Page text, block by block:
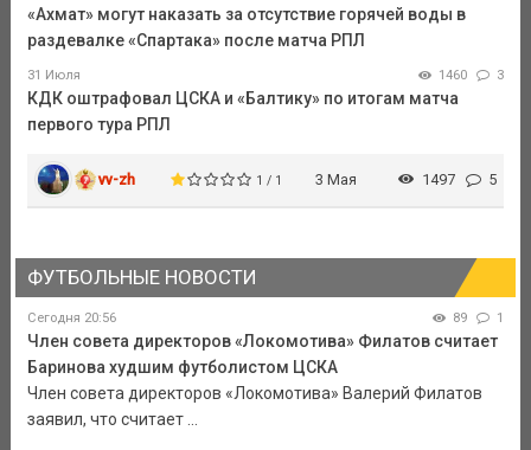
«Ахмат» могут наказать за отсутствие горячей воды в
раздевалке «Спартака» после матча РПЛ
31 Июля 1460 3
КДК оштрафовал ЦСКА и «Балтику» по итогам матча
первого тура РПЛ
vv-zh 1 / 1 3 Мая 1497 5
ФУТБОЛЬНЫЕ НОВОСТИ
Сегодня 20:56 89 1
Член совета директоров «Локомотива» Филатов считает
Баринова худшим футболистом ЦСКА
Член совета директоров «Локомотива» Валерий Филатов
заявил, что считает ...